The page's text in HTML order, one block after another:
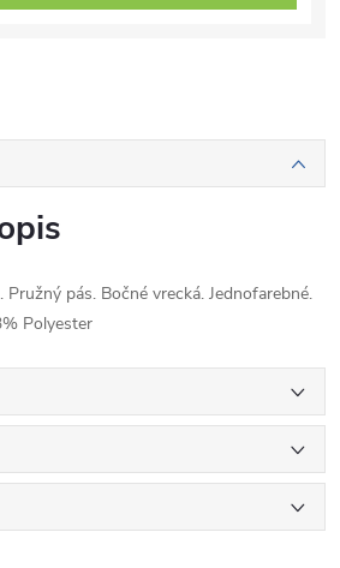
pás. Bočné vrecká. Jednofarebné.
Polyester